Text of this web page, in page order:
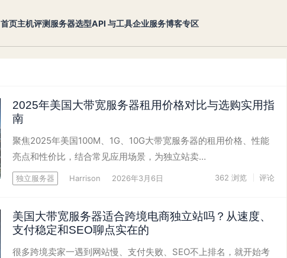
首页主机评测服务器选型API 与工具企业服务博客专区
2025年美国大带宽服务器租用价格对比与选购实用指
南
聚焦2025年美国100M、1G、10G大带宽服务器的租用价格、性能
亮点和性价比，结合常见应用场景，为独立站卖…
独立服务器 Harrison 2026年3月6日 362 浏览 评论
美国大带宽服务器适合跨境电商独立站吗？从速度、
支付稳定和SEO聊点实在的
很多跨境卖家一遇到网站慢、支付失败、SEO不上排名，就开始考